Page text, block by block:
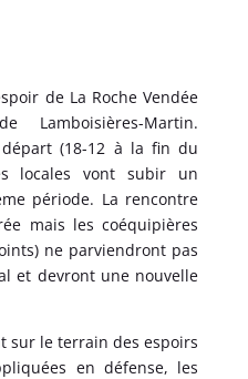
de La Roche Vendée
Lamboisières-Martin.
départ (18-12 à la fin du
locales vont subir un
période. La rencontre
mais les coéquipières
ne parviendront pas
et devront une nouvelle
sur le terrain des espoirs
en défense, les